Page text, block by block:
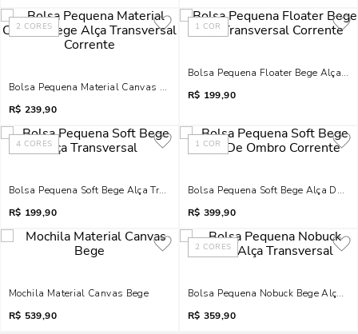
2 CORES
Bolsa Pequena Material Canvas Bege Alça Transversal Corrente
R$ 239,90
1 COR
Bolsa Pequena Floater Bege Alça
R$ 199,90
4 CORES
Bolsa Pequena Soft Bege Alça Transversal
R$ 199,90
1 COR
Bolsa Pequena Soft Bege Alça De
R$ 399,90
Mochila Material Canvas Bege
R$ 539,90
2 CORES
Bolsa Pequena Nobuck Bege Alça
R$ 359,90